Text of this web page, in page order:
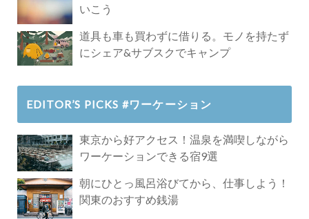
いこう
道具も車も買わずに借りる。モノを持たず
にシェア&サブスクでキャンプ
EDITOR’S PICKS #ワーケーション
東京から好アクセス！温泉を満喫しながら
ワーケーションできる宿9選
朝にひとっ風呂浴びてから、仕事しよう！
関東のおすすめ銭湯